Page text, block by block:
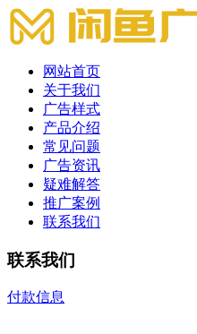
网站首页
关于我们
广告样式
产品介绍
常见问题
广告资讯
疑难解答
推广案例
联系我们
联系我们
付款信息